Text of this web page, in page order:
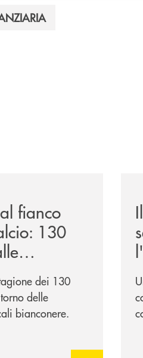
fianco
130
dei 130
delle
bianconere.